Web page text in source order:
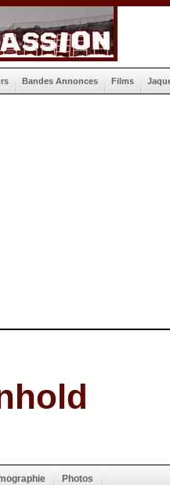
Bandes Annonces Films
Photos